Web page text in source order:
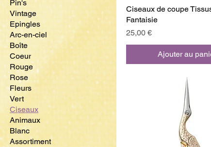
Pin's
Vintage
Epingles
Arc-en-ciel
Boîte
Coeur
Rouge
Rose
Fleurs
Vert
Ciseaux
Animaux
Blanc
Assortiment
Ciseaux de coupe
Fantaisie
Prix
25,00 €
Ajouter au